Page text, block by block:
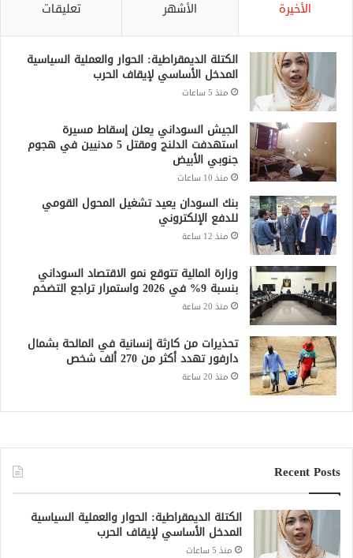
الأخيرة الأشهر تعليقات
الكتلة الديمقراطية: الحوار والعملية السياسية
المدخل الأساسي لإيقاف الحرب
منذ 5 ساعات
الجيش السوداني يعلن إسقاط مسيرة
استهدفت الدلنج ومقتل 5 مدنيين في هجوم
جنوبي الأبيض
منذ 10 ساعات
بنك السودان يعيد تشغيل المحول القومي
للدفع الإلكتروني
منذ 12 ساعة
وزارة المالية تتوقع نمو الاقتصاد السوداني
بنسبة 9% في 2026 واستمرار تراجع التضخم
منذ 20 ساعة
تحذيرات من كارثة إنسانية في المالحة بشمال
دارفور تهدد أكثر من 270 ألف شخص
منذ 20 ساعة
Recent Posts
الكتلة الديمقراطية: الحوار والعملية السياسية
المدخل الأساسي لإيقاف الحرب
منذ 5 ساعات